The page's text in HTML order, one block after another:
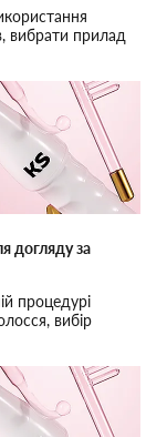
вибрати прилад
догляду за
процедурі
вибір